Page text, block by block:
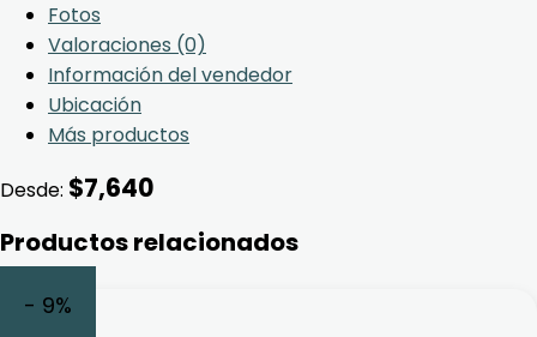
Fotos
Valoraciones (0)
Información del vendedor
Ubicación
Más productos
Desde: $7,640
Productos relacionados
- 9%